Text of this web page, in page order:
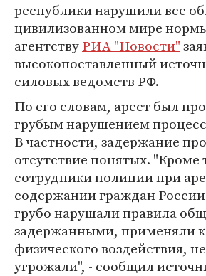
республики нарушили все
цивилизованном мире
агентствуРИА "Новости"
высокопоставленный
силовых ведомств РФ.
По его словам, арест был
грубым нарушением
В частности, задержание
отсутствие понятых. "Кроме
сотрудники полиции при
содержании граждан
грубо нарушали правила
задержанными, применяли
физического воздействия,
угрожали", - сообщил